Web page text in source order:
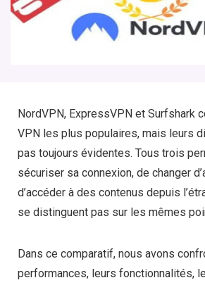
NordVPN, ExpressVPN et Surfshark
VPN les plus populaires, mais leurs
pas toujours évidentes. Tous trois
sécuriser sa connexion, de changer
d’accéder à des contenus depuis
se distinguent pas sur les mêmes
Dans ce comparatif, nous avons
performances, leurs fonctionnalités,